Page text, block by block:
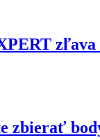
zľava
zbierať